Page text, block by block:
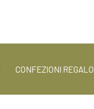
CONFEZIONI REGALO